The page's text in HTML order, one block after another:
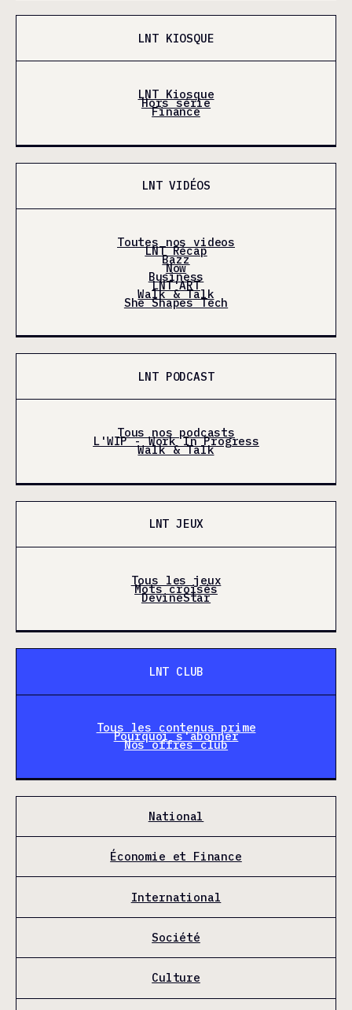
LNT KIOSQUE
LNT Kiosque
Hors série
Finance
LNT VIDÉOS
Toutes nos videos
LNT Récap
Bazz
Now
Business
LNT'ART
Walk & Talk
She Shapes Tech
LNT PODCAST
Tous nos podcasts
L'WIP - Work In Progress
Walk & Talk
LNT JEUX
Tous les jeux
Mots croisés
DevineStar
LNT CLUB
Tous les contenus prime
Pourquoi s'abonner
Nos offres club
National
Économie et Finance
International
Société
Culture